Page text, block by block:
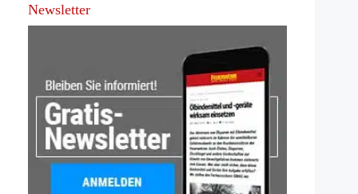
Newsletter